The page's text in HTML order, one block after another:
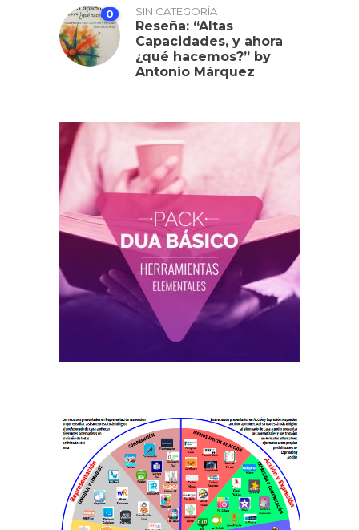
0 SIN CATEGORÍA
Reseña: “Altas
Capacidades, y ahora
¿qué hacemos?” by
Antonio Márquez